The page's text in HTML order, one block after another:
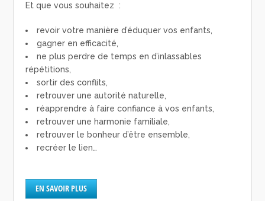
Et que vous souhaitez :
revoir votre manière d’éduquer vos enfants,
gagner en efficacité,
ne plus perdre de temps en d’inlassables
répétitions,
sortir des conflits,
retrouver une autorité naturelle,
réapprendre à faire confiance à vos enfants,
retrouver une harmonie familiale,
retrouver le bonheur d’être ensemble,
recréer le lien…
EN SAVOIR PLUS